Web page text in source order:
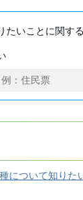
たいことに関す
について知り